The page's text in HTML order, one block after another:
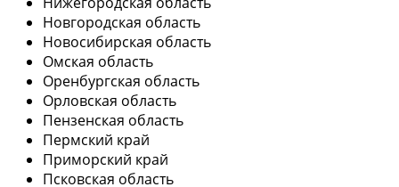
Новгородская область
Новосибирская область
Омская область
Оренбургская область
Орловская область
Пензенская область
Пермский край
Приморский край
Псковская область